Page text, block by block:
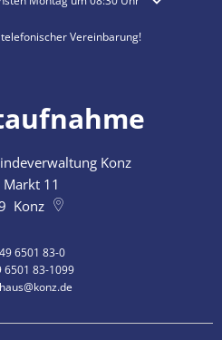
Vereinbarung!
Konz
Markt 11
Konz
6501 83-0
6501 83-1099